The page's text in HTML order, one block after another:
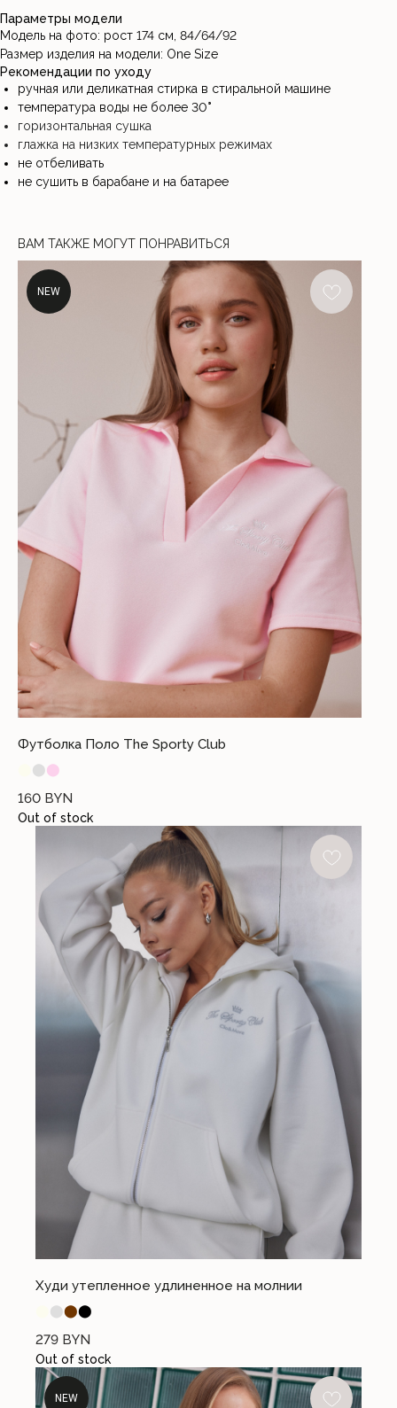
Параметры модели
Модель на фото: рост 174 см, 84/64/92
Размер изделия на модели: One Size
Рекомендации по уходу
ручная или деликатная стирка в стиральной машине
температура воды не более 30°
горизонтальная сушка
глажка на низких температурных режимах
не отбеливать
не сушить в барабане и на батарее
ВАМ ТАКЖЕ МОГУТ ПОНРАВИТЬСЯ
NEW
Футболка Поло The Sporty Club
⬤⬤
160 BYN
Out of stock
Худи утепленное удлиненное на молнии
⬤⬤⬤
279 BYN
Out of stock
NEW
НУЖНА ПОМОЩЬ С ЗАКАЗОМ?